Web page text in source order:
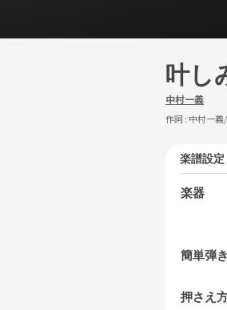
叶し
中村一義
作詞 : 中村一義
楽譜設定
楽器
簡単弾き
押さえ